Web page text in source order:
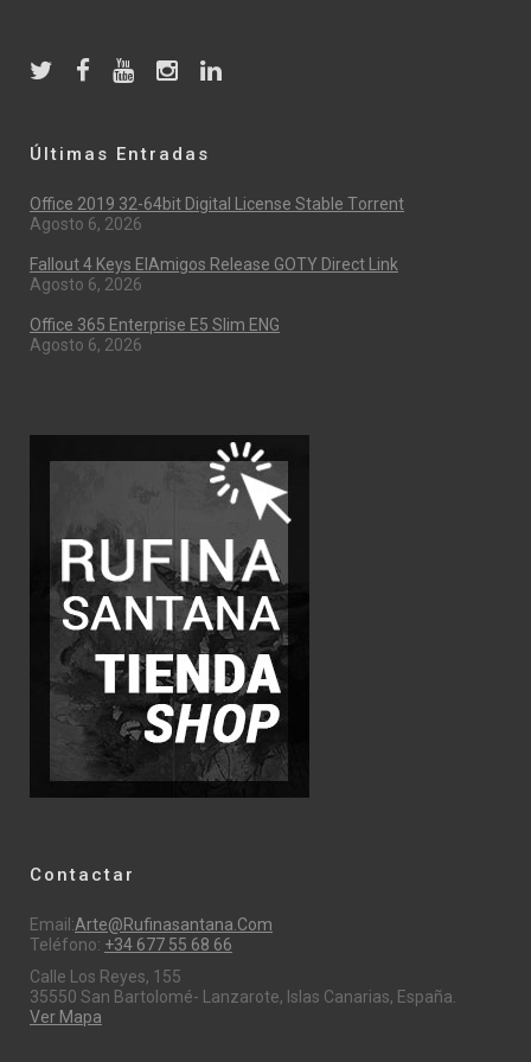
Últimas Entradas
Office 2019 32-64bit Digital License Stable Tоrrеnt
Agosto 6, 2026
Fallout 4 Keys ElAmigos Release GOTY Direct Link
Agosto 6, 2026
Office 365 Enterprise E5 Slim ENG
Agosto 6, 2026
Contactar
Email:Arte@rufinasantana.com
Teléfono: +34 677 55 68 66
Calle Los Reyes, 155
35550 San Bartolomé- Lanzarote, Islas Canarias, España.
Ver Mapa